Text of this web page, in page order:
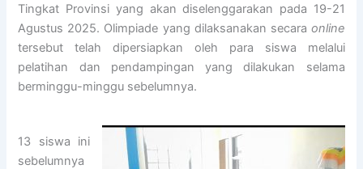
Tingkat Provinsi yang akan diselenggarakan pada 19-21
Agustus 2025. Olimpiade yang dilaksanakan secara online
tersebut telah dipersiapkan oleh para siswa melalui
pelatihan dan pendampingan yang dilakukan selama
berminggu-minggu sebelumnya.
13 siswa ini
sebelumnya